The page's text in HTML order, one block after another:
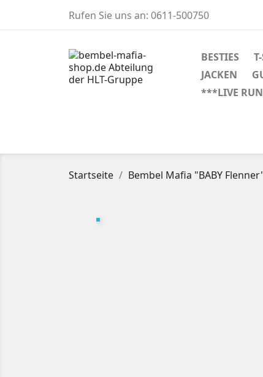
Rufen Sie uns an: 0611-500750
BESTIES
JACKEN
***LIVE
Startseite Bembel Mafia "BABY